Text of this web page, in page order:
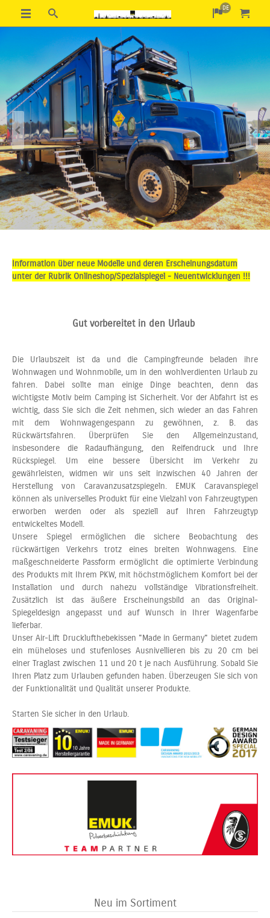
DE
Previous Next
Information über neue Modelle und deren Erscheinungsdatum
unter der Rubrik Onlineshop/Spezialspiegel - Neuentwicklungen !!!
Gut vorbereitet in den Urlaub
Die Urlaubszeit ist da und die Campingfreunde beladen ihre
Wohnwagen und Wohnmobile, um in den wohlverdienten Urlaub zu
fahren. Dabei sollte man einige Dinge beachten, denn das
wichtigste Motiv beim Camping ist Sicherheit. Vor der Abfahrt ist es
wichtig, dass Sie sich die Zeit nehmen, sich wieder an das Fahren
mit dem Wohnwagengespann zu gewöhnen, z. B. das
Rückwärtsfahren. Überprüfen Sie den Allgemeinzustand,
insbesondere die Radaufhängung, den Reifendruck und Ihre
Rückspiegel. Um eine bessere Übersicht im Verkehr zu
gewährleisten, widmen wir uns seit inzwischen 40 Jahren der
Herstellung von Caravanzusatzspiegeln. EMUK Caravanspiegel
können als universelles Produkt für eine Vielzahl von Fahrzeugtypen
erworben werden oder als speziell auf Ihren Fahrzeugtyp
entwickeltes Modell.
Unsere Spiegel ermöglichen die sichere Beobachtung des
rückwärtigen Verkehrs trotz eines breiten Wohnwagens. Eine
maßgeschneiderte Passform ermöglicht die optimierte Verbindung
des Produkts mit Ihrem PKW, mit höchstmöglichem Komfort bei der
Installation und durch nahezu vollständige Vibrationsfreiheit.
Zusätzlich ist das äußere Erscheinungsbild an das Original-
Spiegeldesign angepasst und auf Wunsch in Ihrer Wagenfarbe
lieferbar.
Unser Air-Lift Drucklufthebekissen "Made in Germany" bietet zudem
ein müheloses und stufenloses Ausnivellieren bis zu 20 cm bei
einer Traglast zwischen 11 und 20 t je nach Ausführung. Sobald Sie
Ihren Platz zum Urlauben gefunden haben. Überzeugen Sie sich von
der Funktionalität und Qualität unserer Produkte.
Starten Sie sicher in den Urlaub.
Neu im Sortiment